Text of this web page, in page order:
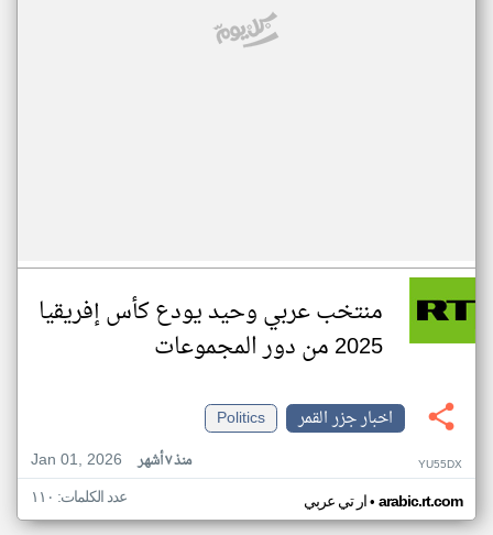
منتخب عربي وحيد يودع كأس إفريقيا
2025 من دور المجموعات
اخبار جزر القمر
Politics
Jan 01, 2026
منذ ٧ أشهر YU55DX
ار تي عربي• arabic.rt.com عدد الكلمات: ١١٠